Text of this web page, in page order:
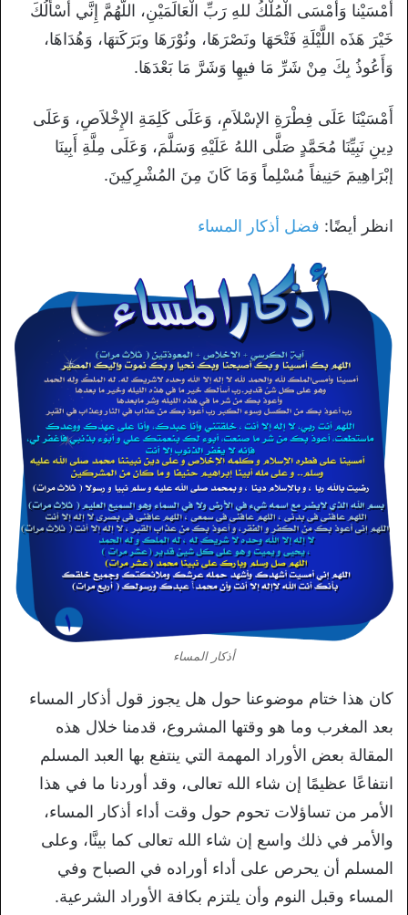
أَمْسَيْنا وَأَمْسَى الْمُلْكُ للهِ رَبِّ الْعَالَمَيْنِ، اللَّهُمَّ إِنَّي أسْأَلُكَ
خَيْرَ هَذَه اللَّيْلَةِ فَتْحَهَا ونَصْرَهَا، ونُوْرَهَا وبَرَكَتهَا، وَهُدَاهَا،
وَأَعُوذُ بِكَ مِنْ شَرِّ مَا فيهِا وَشَرَّ مَا بَعْدَهَا.
أَمْسَيْنَا عَلَى فِطْرَةِ الإسْلاَمِ، وَعَلَى كَلِمَةِ الإِخْلاَصِ، وَعَلَى
دِينِ نَبِيِّنَا مُحَمَّدٍ صَلَّى اللهُ عَلَيْهِ وَسَلَّمَ، وَعَلَى مِلَّةِ أَبِينَا
إبْرَاهِيمَ حَنِيفاً مُسْلِماً وَمَا كَانَ مِنَ المُشْرِكِينَ.
انظر أيضًا: فضل أذكار المساء
أذكار المساء
كان هذا ختام موضوعنا حول هل يجوز قول أذكار المساء
بعد المغرب وما هو وقتها المشروع، قدمنا خلال هذه
المقالة بعض الأوراد المهمة التي ينتفع بها العبد المسلم
انتفاعًا عظيمًا إن شاء الله تعالى، وقد أوردنا ما في هذا
الأمر من تساؤلات تحوم حول وقت أداء أذكار المساء،
والأمر في ذلك واسع إن شاء الله تعالى كما بينَّا، وعلى
المسلم أن يحرص على أداء أوراده في الصباح وفي
المساء وقبل النوم وأن يلتزم بكافة الأوراد الشرعية.